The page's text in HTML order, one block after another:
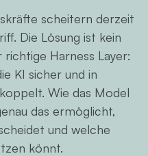
scheitern derzeit
Die Lösung ist kein
Harness Layer:
KI sicher und in
Wie das Model
das ermöglicht,
und welche
könnt.